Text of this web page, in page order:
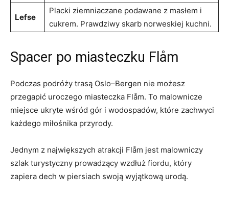
Lefse
Placki⁢ ziemniaczane podawane ⁣z masłem​ i
cukrem. Prawdziwy skarb ‌norweskiej kuchni.
Spacer⁢ po⁣ miasteczku Flåm
Podczas podróży trasą Oslo–Bergen ‍nie możesz
przegapić uroczego miasteczka Flåm. To malownicze
miejsce ‍ukryte wśród‍ gór i wodospadów, które zachwyci
każdego ​miłośnika przyrody.
Jednym z największych atrakcji Flåm jest ‍malowniczy​
szlak⁤ turystyczny prowadzący wzdłuż fiordu, który
zapiera dech w piersiach swoją wyjątkową⁣ urodą.